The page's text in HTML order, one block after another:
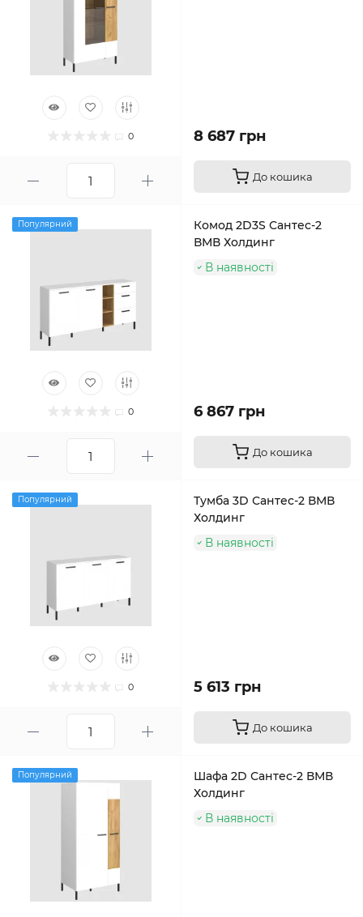
0 8 687 грн
До кошика
Популярний
0
Комод 2D3S Сантес-2
ВМВ Холдинг
В наявності
6 867 грн
До кошика
Популярний
0
Тумба 3D Сантес-2 ВМВ
Холдинг
В наявності
5 613 грн
До кошика
Популярний
Шафа 2D Сантес-2 ВМВ
Холдинг
В наявності